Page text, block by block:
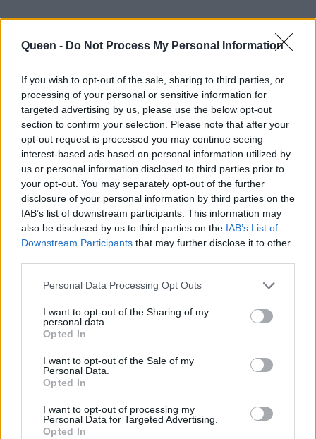
Queen - Do Not Process My Personal Information
If you wish to opt-out of the sale, sharing to third parties, or
processing of your personal or sensitive information for
targeted advertising by us, please use the below opt-out
section to confirm your selection. Please note that after your
opt-out request is processed you may continue seeing
interest-based ads based on personal information utilized by
us or personal information disclosed to third parties prior to
your opt-out. You may separately opt-out of the further
disclosure of your personal information by third parties on the
IAB’s list of downstream participants. This information may
also be disclosed by us to third parties on the IAB’s List of
Downstream Participants that may further disclose it to other
Personal Data Processing Opt Outs
I want to opt-out of the Sharing of my
personal data.
Opted In
I want to opt-out of the Sale of my
Personal Data.
Opted In
I want to opt-out of processing my
Personal Data for Targeted Advertising.
Opted In
Αυτό οδήγησε στην απομάκρυνση του Justin
απομονώνεται στο σπίτι του στο Μανχάταν. Η
ηθοποιός έχανε απέλπιδες προσπάθειες να
τον κρατήσει κοντά της, χωρίς όμως κανένα
αποτέλεσμα. Οφείλουμε ωστόσο να της